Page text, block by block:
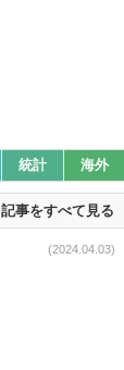
統計 海外
記事をすべて見る
(2024.04.03)